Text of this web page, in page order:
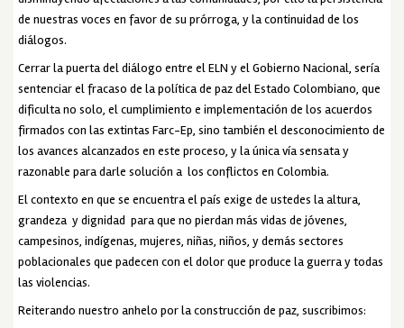
de nuestras voces en favor de su prórroga, y la continuidad de los
diálogos.
Cerrar la puerta del diálogo entre el ELN y el Gobierno Nacional, sería
sentenciar el fracaso de la política de paz del Estado Colombiano, que
dificulta no solo, el cumplimiento e implementación de los acuerdos
firmados con las extintas Farc-Ep, sino también el desconocimiento de
los avances alcanzados en este proceso, y la única vía sensata y
razonable para darle solución a los conflictos en Colombia.
El contexto en que se encuentra el país exige de ustedes la altura,
grandeza y dignidad para que no pierdan más vidas de jóvenes,
campesinos, indígenas, mujeres, niñas, niños, y demás sectores
poblacionales que padecen con el dolor que produce la guerra y todas
las violencias.
Reiterando nuestro anhelo por la construcción de paz, suscribimos: